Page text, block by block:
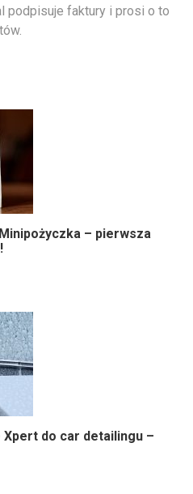
podpisuje faktury i prosi o to
– pierwsza
do car detailingu –